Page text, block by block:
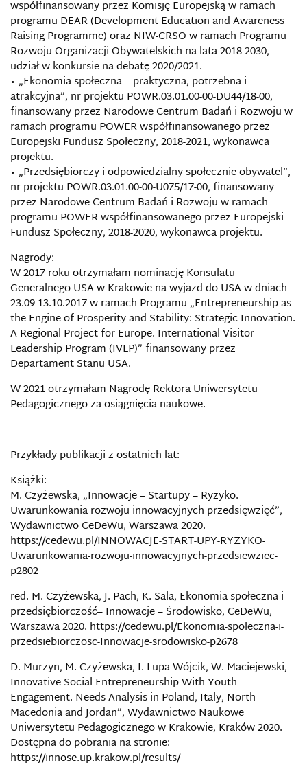
współfinansowany przez Komisję Europejską w ramach
programu DEAR (Development Education and Awareness
Raising Programme) oraz NIW-CRSO w ramach Programu
Rozwoju Organizacji Obywatelskich na lata 2018-2030,
udział w konkursie na debatę 2020/2021.
• „Ekonomia społeczna – praktyczna, potrzebna i
atrakcyjna”, nr projektu POWR.03.01.00-00-DU44/18-00,
finansowany przez Narodowe Centrum Badań i Rozwoju w
ramach programu POWER współfinansowanego przez
Europejski Fundusz Społeczny, 2018-2021, wykonawca
projektu.
• „Przedsiębiorczy i odpowiedzialny społecznie obywatel”,
nr projektu POWR.03.01.00-00-U075/17-00, finansowany
przez Narodowe Centrum Badań i Rozwoju w ramach
programu POWER współfinansowanego przez Europejski
Fundusz Społeczny, 2018-2020, wykonawca projektu.
Nagrody:
W 2017 roku otrzymałam nominację Konsulatu
Generalnego USA w Krakowie na wyjazd do USA w dniach
23.09-13.10.2017 w ramach Programu „Entrepreneurship as
the Engine of Prosperity and Stability: Strategic Innovation.
A Regional Project for Europe. International Visitor
Leadership Program (IVLP)” finansowany przez
Departament Stanu USA.
W 2021 otrzymałam Nagrodę Rektora Uniwersytetu
Pedagogicznego za osiągnięcia naukowe.
Przykłady publikacji z ostatnich lat:
Książki:
M. Czyżewska, „Innowacje – Startupy – Ryzyko.
Uwarunkowania rozwoju innowacyjnych przedsięwzięć”,
Wydawnictwo CeDeWu, Warszawa 2020.
https://cedewu.pl/INNOWACJE-START-UPY-RYZYKO-
Uwarunkowania-rozwoju-innowacyjnych-przedsiewziec-
p2802
red. M. Czyżewska, J. Pach, K. Sala, Ekonomia społeczna i
przedsiębiorczość– Innowacje – Środowisko, CeDeWu,
Warszawa 2020. https://cedewu.pl/Ekonomia-spoleczna-i-
przedsiebiorczosc-Innowacje-srodowisko-p2678
D. Murzyn, M. Czyżewska, I. Lupa-Wójcik, W. Maciejewski,
Innovative Social Entrepreneurship With Youth
Engagement. Needs Analysis in Poland, Italy, North
Macedonia and Jordan”, Wydawnictwo Naukowe
Uniwersytetu Pedagogicznego w Krakowie, Kraków 2020.
Dostępna do pobrania na stronie:
https://innose.up.krakow.pl/results/